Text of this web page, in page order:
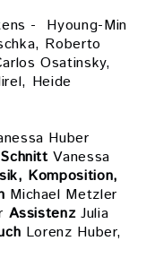
- Hyoung-Min
Roberto
Osatinsky,
Heide
Huber
SchnittVanessa
Komposition,
Michael Metzler
AssistenzJulia
Lorenz Huber,